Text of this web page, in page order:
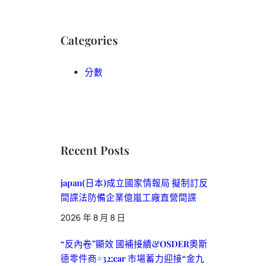
Categories
分數
Recent Posts
japan(日本)成立國家情報局 擬制訂反
間諜法防備企業億嵐工廠直營間諜
2026 年 8 月 8 日
“反內卷”顯效 國補接續&OSDER奧斯
德零件商#32;car 市場蓄力迎接“金九